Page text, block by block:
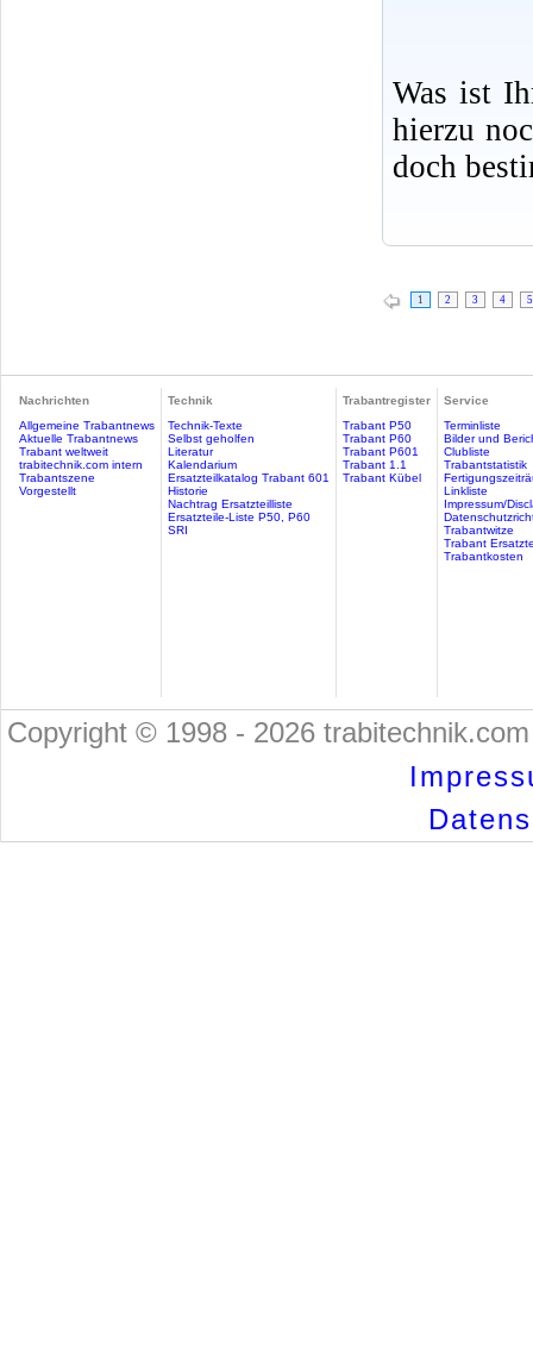
Was ist
hierzu
doch
1 2 3 4 5
Nachrichten
Allgemeine Trabantnews
Aktuelle Trabantnews
Trabant weltweit
trabitechnik.com intern
Trabantszene
Vorgestellt
Technik
Technik-Texte
Selbst geholfen
Literatur
Kalendarium
Ersatzteilkatalog Trabant 601
Historie
Nachtrag Ersatzteilliste
Ersatzteile-Liste P50, P60
SRI
Trabantregister
Trabant P50
Trabant P60
Trabant P601
Trabant 1.1
Trabant Kübel
Service
Terminliste
Bilder und
Clubliste
Trabantstatistik
Linkliste
Impressum/
Trabantwitze
Trabant
Trabantkosten
Copyright © 1998 - 2026